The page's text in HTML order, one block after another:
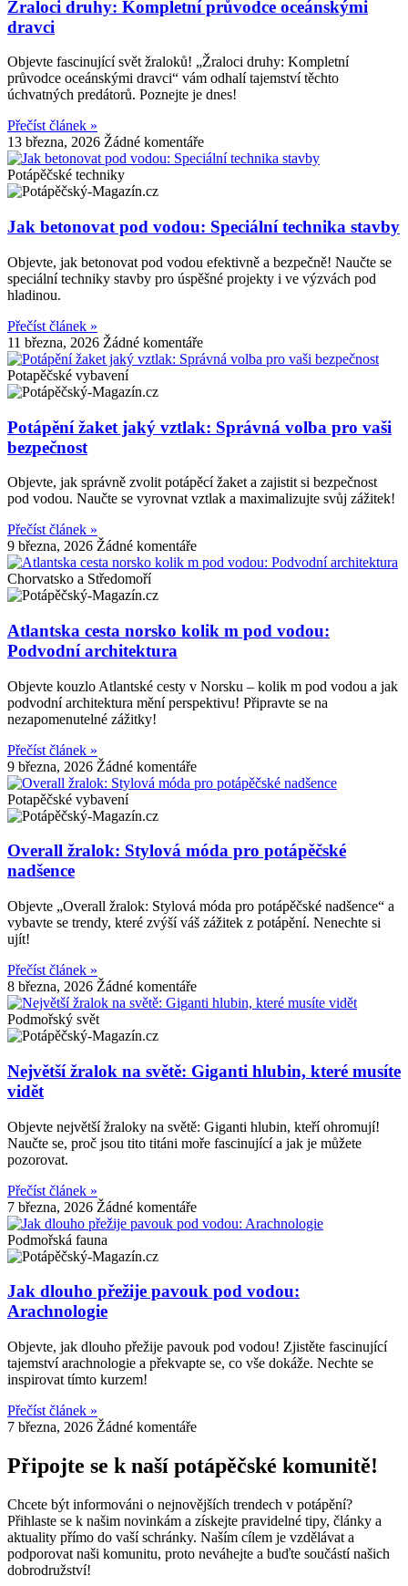
Žraloci druhy: Kompletní průvodce oceánskými
dravci
Objevte fascinující svět žraloků! „Žraloci druhy: Kompletní
průvodce oceánskými dravci“ vám odhalí tajemství těchto
úchvatných predátorů. Poznejte je dnes!
Přečíst článek »
13 března, 2026 Žádné komentáře
Potápěčské techniky
Jak betonovat pod vodou: Speciální technika stavby
Objevte, jak betonovat pod vodou efektivně a bezpečně! Naučte se
speciální techniky stavby pro úspěšné projekty i ve výzvách pod
hladinou.
Přečíst článek »
11 března, 2026 Žádné komentáře
Potapěčské vybavení
Potápění žaket jaký vztlak: Správná volba pro vaši
bezpečnost
Objevte, jak správně zvolit potápěcí žaket a zajistit si bezpečnost
pod vodou. Naučte se vyrovnat vztlak a maximalizujte svůj zážitek!
Přečíst článek »
9 března, 2026 Žádné komentáře
Chorvatsko a Středomoří
Atlantska cesta norsko kolik m pod vodou:
Podvodní architektura
Objevte kouzlo Atlantské cesty v Norsku – kolik m pod vodou a jak
podvodní architektura mění perspektivu! Připravte se na
nezapomenutelné zážitky!
Přečíst článek »
9 března, 2026 Žádné komentáře
Potapěčské vybavení
Overall žralok: Stylová móda pro potápěčské
nadšence
Objevte „Overall žralok: Stylová móda pro potápěčské nadšence“ a
vybavte se trendy, které zvýší váš zážitek z potápění. Nenechte si
ujít!
Přečíst článek »
8 března, 2026 Žádné komentáře
Podmořský svět
Největší žralok na světě: Giganti hlubin, které musíte
vidět
Objevte největší žraloky na světě: Giganti hlubin, kteří ohromují!
Naučte se, proč jsou tito titáni moře fascinující a jak je můžete
pozorovat.
Přečíst článek »
7 března, 2026 Žádné komentáře
Podmořská fauna
Jak dlouho přežije pavouk pod vodou:
Arachnologie
Objevte, jak dlouho přežije pavouk pod vodou! Zjistěte fascinující
tajemství arachnologie a překvapte se, co vše dokáže. Nechte se
inspirovat tímto kurzem!
Přečíst článek »
7 března, 2026 Žádné komentáře
Připojte se k naší potápěčské komunitě!
Chcete být informováni o nejnovějších trendech v potápění?
Přihlaste se k našim novinkám a získejte pravidelné tipy, články a
aktuality přímo do vaší schránky. Naším cílem je vzdělávat a
podporovat naši komunitu, proto neváhejte a buďte součástí našich
dobrodružství!